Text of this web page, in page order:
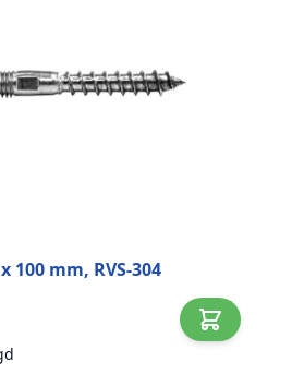
100 mm, RVS-304